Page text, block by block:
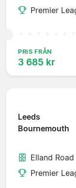
Premier
PRIS FRÅN
3 685 kr
Leeds
Bournemouth
Elland Road
Premier